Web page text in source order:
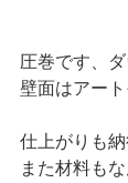
圧巻です、
壁面はアー
仕上がりも納
また材料も